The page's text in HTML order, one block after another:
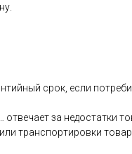
срок, ес­ли
за не­дос­татки
тран­спор­ти­ров­ки